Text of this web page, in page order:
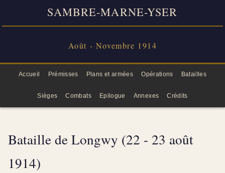
SAMBRE-MARNE-YSER
Août - Novembre 1914
Accueil Prémisses Plans et armées Opérations Batailles
Sièges Combats Epilogue Annexes Crédits
Bataille de Longwy (22 - 23 août
1914)